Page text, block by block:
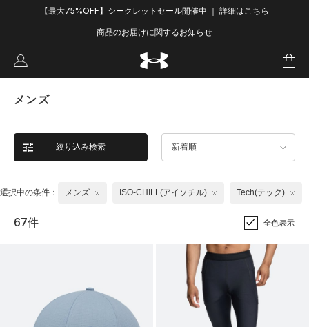
【最大75%OFF】シークレットセール開催中 ｜ 詳細はこちら
商品のお届けに関するお知らせ
メンズ
絞り込み検索 新着順
選択中の条件： メンズ ISO-CHILL(アイソチル) Tech(テック)
67件 全色表示